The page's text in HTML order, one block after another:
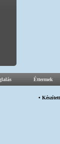
Éttermek
•